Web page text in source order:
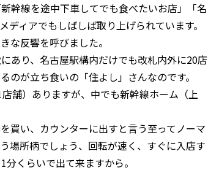
幹線を途中下車してでも食べたいお店」「名
ィアでもしばしば取り上げられています。
な反響を呼びました。
あり、名古屋駅構内だけでも改札内外に20店
が立ち食いの「住よし」さんなのです。
舗）ありますが、中でも新幹線ホーム（上
買い、カウンターに出すと言う至ってノーマ
場所柄でしょう、回転が速く、すぐに入店す
くらいで出て来ますから。